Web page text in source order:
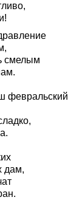
смелым
февральский
дам,